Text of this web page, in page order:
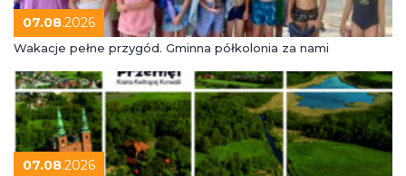
07.08.2026
Wakacje pełne przygód. Gminna półkolonia za nami
07.08.2026